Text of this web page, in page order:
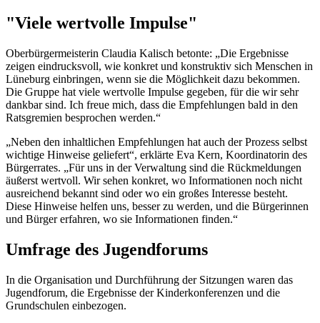
"Viele wertvolle Impulse"
Oberbürgermeisterin Claudia Kalisch betonte: „Die Ergebnisse
zeigen eindrucksvoll, wie konkret und konstruktiv sich Menschen in
Lüneburg einbringen, wenn sie die Möglichkeit dazu bekommen.
Die Gruppe hat viele wertvolle Impulse gegeben, für die wir sehr
dankbar sind. Ich freue mich, dass die Empfehlungen bald in den
Ratsgremien besprochen werden.“
„Neben den inhaltlichen Empfehlungen hat auch der Prozess selbst
wichtige Hinweise geliefert“, erklärte Eva Kern, Koordinatorin des
Bürgerrates. „Für uns in der Verwaltung sind die Rückmeldungen
äußerst wertvoll. Wir sehen konkret, wo Informationen noch nicht
ausreichend bekannt sind oder wo ein großes Interesse besteht.
Diese Hinweise helfen uns, besser zu werden, und die Bürgerinnen
und Bürger erfahren, wo sie Informationen finden.“
Umfrage des Jugendforums
In die Organisation und Durchführung der Sitzungen waren das
Jugendforum, die Ergebnisse der Kinderkonferenzen und die
Grundschulen einbezogen.